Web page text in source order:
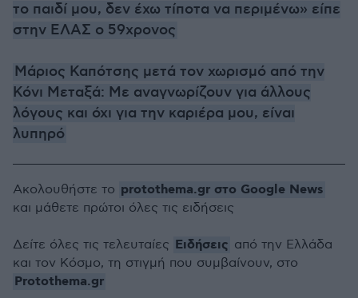
το παιδί μου, δεν έχω τίποτα να περιμένω» είπε
στην ΕΛΑΣ ο 59χρονος
Μάριος Καπότσης μετά τον χωρισμό από την
Κόνι Μεταξά: Με αναγνωρίζουν για άλλους
λόγους και όχι για την καριέρα μου, είναι
λυπηρό
Ακολουθήστε το protothema.gr στο Google News
και μάθετε πρώτοι όλες τις ειδήσεις
Δείτε όλες τις τελευταίες Ειδήσεις από την Ελλάδα
και τον Κόσμο, τη στιγμή που συμβαίνουν, στο
Protothema.gr